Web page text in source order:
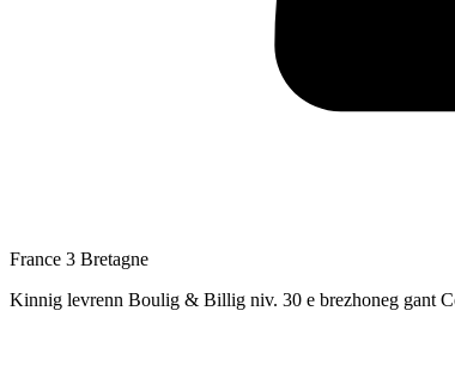
France 3 Bretagne
Kinnig levrenn Boulig & Billig niv. 30 e brezhoneg gant